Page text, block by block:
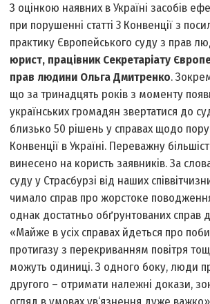
З оцінкою наявних в Україні засобів
при порушенні статті 3 Конвенції з
практику Європейського суду з прав
юрист, працівник Секретаріату
прав людини Ольга Дмитренко.
що за тринадцять років з моменту
українських громадян звертатися до
близько 50 рішень у справах щодо
Конвенції в Україні. Переважну
винесено на користь заявників. За
суду у Страсбурзі від наших
чимало справ про жорстоке
однак достатньо обґрунтованих справ
«Майже в усіх справах йдеться про
протигазу з перекриванням повітря
можуть одиниці. З одного боку, люди
другого – отримати належні докази,